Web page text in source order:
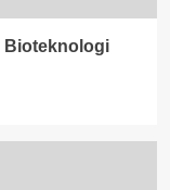
Bioteknologi